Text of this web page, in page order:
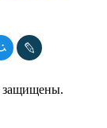
защищены.